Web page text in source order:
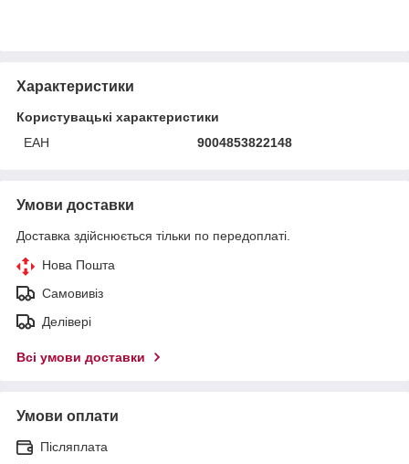
Характеристики
Користувацькі характеристики
ЕАН
9004853822148
Умови доставки
Доставка здійснюється тільки по передоплаті.
Нова Пошта
Самовивіз
Делівері
Всі умови доставки
Умови оплати
Післяплата